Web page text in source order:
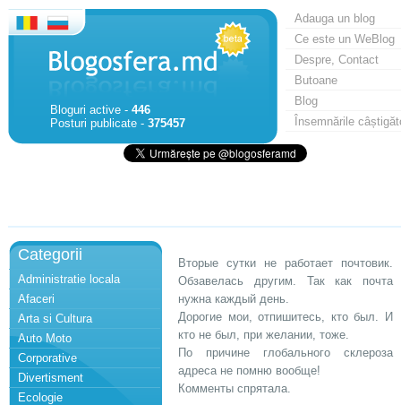
Bloguri active - 446
Posturi publicate - 375457
Adauga un blog
Ce este un WeBlog
Despre, Contact
Butoane
Blog
Însemnările
Categorii
Administratie locala
Afaceri
Arta si Cultura
Auto Moto
Corporative
Divertisment
Ecologie
Вторые сутки не работает почтовик.
Обзавелась другим. Так как почта
нужна каждый день.
Дорогие мои, отпишитесь, кто был. И
кто не был, при желании, тоже.
По причине глобального склероза
адреса не помню вообще!
Комменты спрятала.